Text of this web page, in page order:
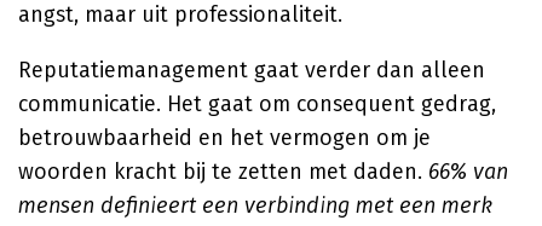
angst, maar uit professionaliteit.
Reputatiemanagement gaat verder dan alleen
communicatie. Het gaat om consequent gedrag,
betrouwbaarheid en het vermogen om je
woorden kracht bij te zetten met daden. 66% van
mensen definieert een verbinding met een merk